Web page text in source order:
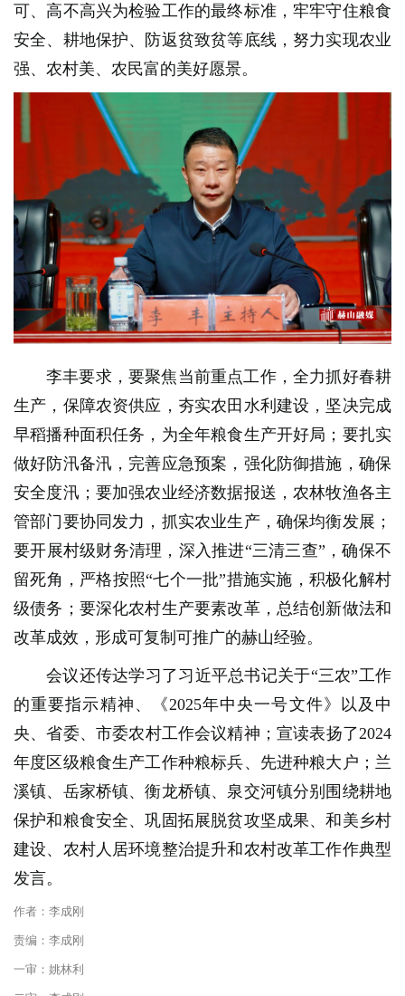
可、高不高兴为检验工作的最终标准，牢牢守住粮食
安全、耕地保护、防返贫致贫等底线，努力实现农业
强、农村美、农民富的美好愿景。
李丰要求，要聚焦当前重点工作，全力抓好春耕
生产，保障农资供应，夯实农田水利建设，坚决完成
早稻播种面积任务，为全年粮食生产开好局；要扎实
做好防汛备汛，完善应急预案，强化防御措施，确保
安全度汛；要加强农业经济数据报送，农林牧渔各主
管部门要协同发力，抓实农业生产，确保均衡发展；
要开展村级财务清理，深入推进“三清三查”，确保不
留死角，严格按照“七个一批”措施实施，积极化解村
级债务；要深化农村生产要素改革，总结创新做法和
改革成效，形成可复制可推广的赫山经验。
会议还传达学习了习近平总书记关于“三农”工作
的重要指示精神、《2025年中央一号文件》以及中
央、省委、市委农村工作会议精神；宣读表扬了2024
年度区级粮食生产工作种粮标兵、先进种粮大户；兰
溪镇、岳家桥镇、衡龙桥镇、泉交河镇分别围绕耕地
保护和粮食安全、巩固拓展脱贫攻坚成果、和美乡村
建设、农村人居环境整治提升和农村改革工作作典型
发言。
作者：李成刚
责编：李成刚
一审：姚林利